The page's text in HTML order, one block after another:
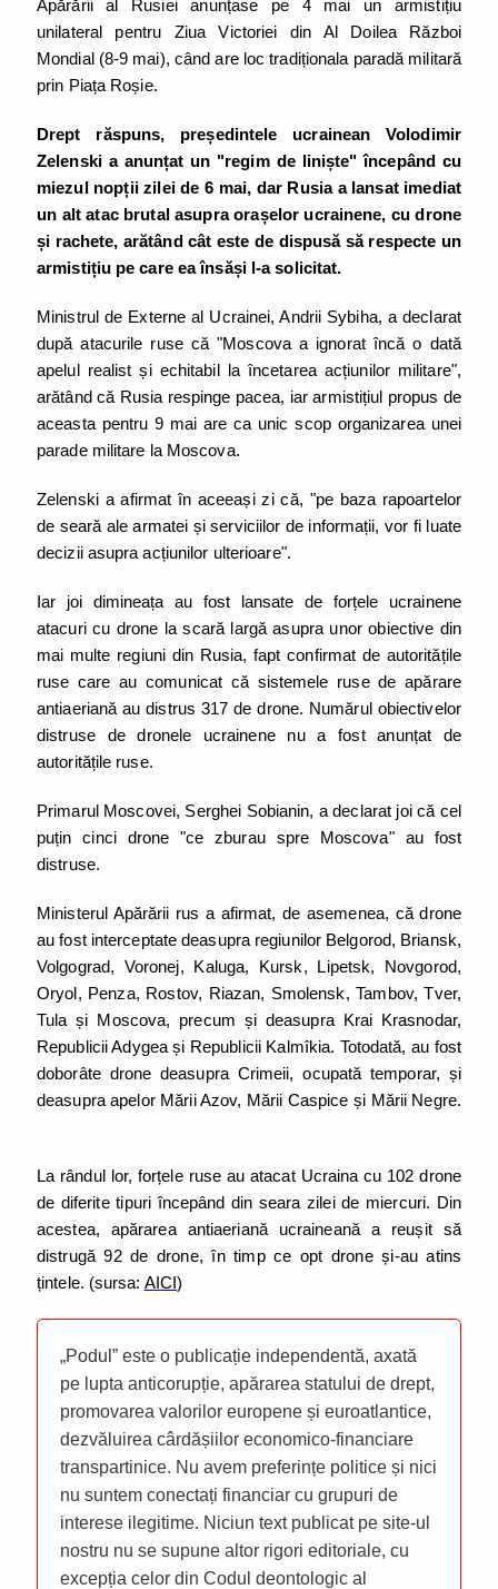
Apărării al Rusiei anunțase pe 4 mai un armistițiu
unilateral pentru Ziua Victoriei din Al Doilea Război
Mondial (8-9 mai), când are loc tradiționala paradă militară
prin Piața Roșie.
Drept răspuns, președintele ucrainean Volodimir
Zelenski a anunțat un "regim de liniște" începând cu
miezul nopții zilei de 6 mai, dar Rusia a lansat imediat
un alt atac brutal asupra orașelor ucrainene, cu drone
și rachete, arătând cât este de dispusă să respecte un
armistițiu pe care ea însăși l-a solicitat.
Ministrul de Externe al Ucrainei, Andrii Sybiha, a declarat
după atacurile ruse că "Moscova a ignorat încă o dată
apelul realist și echitabil la încetarea acțiunilor militare",
arătând că Rusia respinge pacea, iar armistițiul propus de
aceasta pentru 9 mai are ca unic scop organizarea unei
parade militare la Moscova.
Zelenski a afirmat în aceeași zi că, "pe baza rapoartelor
de seară ale armatei și serviciilor de informații, vor fi luate
decizii asupra acțiunilor ulterioare".
Iar joi dimineața au fost lansate de forțele ucrainene
atacuri cu drone la scară largă asupra unor obiective din
mai multe regiuni din Rusia, fapt confirmat de autoritățile
ruse care au comunicat că sistemele ruse de apărare
antiaeriană au distrus 317 de drone. Numărul obiectivelor
distruse de dronele ucrainene nu a fost anunțat de
autoritățile ruse.
Primarul Moscovei, Serghei Sobianin, a declarat joi că cel
puțin cinci drone "ce zburau spre Moscova" au fost
distruse.
Ministerul Apărării rus a afirmat, de asemenea, că drone
au fost interceptate deasupra regiunilor Belgorod, Briansk,
Volgograd, Voronej, Kaluga, Kursk, Lipetsk, Novgorod,
Oryol, Penza, Rostov, Riazan, Smolensk, Tambov, Tver,
Tula și Moscova, precum și deasupra Krai Krasnodar,
Republicii Adygea și Republicii Kalmîkia. Totodată, au fost
doborâte drone deasupra Crimeii, ocupată temporar, și
deasupra apelor Mării Azov, Mării Caspice și Mării Negre.
La rândul lor, forțele ruse au atacat Ucraina cu 102 drone
de diferite tipuri începând din seara zilei de miercuri. Din
acestea, apărarea antiaeriană ucraineană a reușit să
distrugă 92 de drone, în timp ce opt drone și-au atins
țintele. (sursa: AICI)
„Podul” este o publicație independentă, axată
pe lupta anticorupție, apărarea statului de drept,
promovarea valorilor europene și euroatlantice,
dezvăluirea cârdășiilor economico-financiare
transpartinice. Nu avem preferințe politice și nici
nu suntem conectați financiar cu grupuri de
interese ilegitime. Niciun text publicat pe site-ul
nostru nu se supune altor rigori editoriale, cu
excepția celor din Codul deontologic al